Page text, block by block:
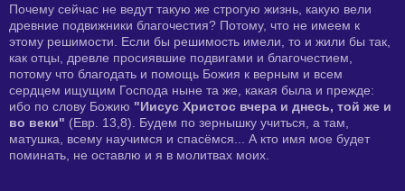
Почему сейчас не ведут такую же строгую жизнь, какую вели
древние подвижники благочестия? Потому, что не имеем к
этому решимости. Если бы решимость имели, то и жили бы так,
как отцы, древле просиявшие подвигами и благочестием,
потому что благодать и помощь Божия к верным и всем
сердцем ищущим Господа ныне та же, какая была и прежде:
ибо по слову Божию "Иисус Христос вчера и днесь, той же и
во веки" (Евр. 13,8). Будем по зернышку учиться, а там,
матушка, всему научимся и спасёмся... А кто имя мое будет
поминать, не оставлю и я в молитвах моих.